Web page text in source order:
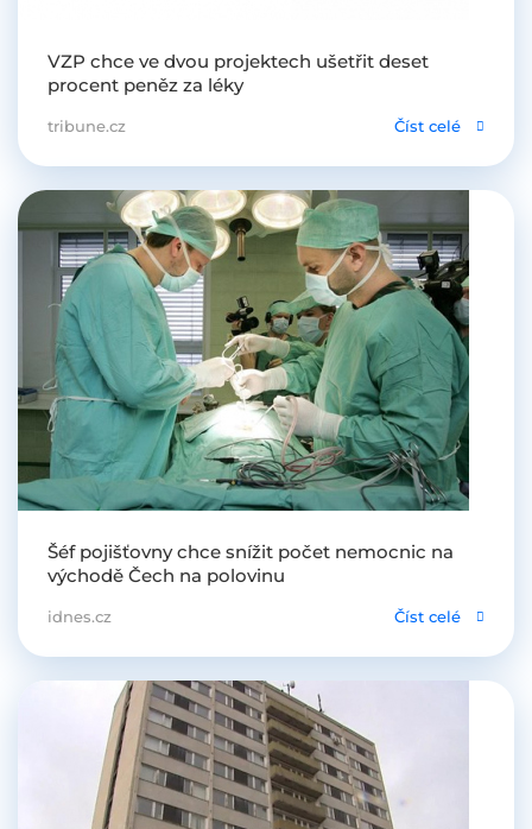
VZP chce ve dvou projektech ušetřit deset
procent peněz za léky
tribune.cz Číst celé
Šéf pojišťovny chce snížit počet nemocnic na
východě Čech na polovinu
idnes.cz Číst celé